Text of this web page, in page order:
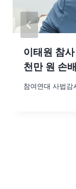
이태원 참
천만 원 손
참여연대 사법감